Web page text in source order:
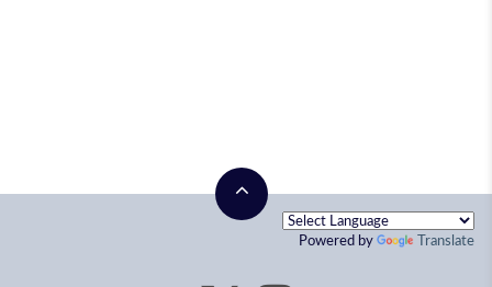
Powered by Translate